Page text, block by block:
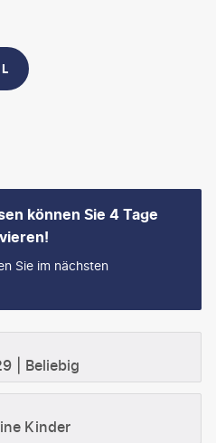
können Sie 4 Tage
Sie im nächsten
Beliebig
Kinder